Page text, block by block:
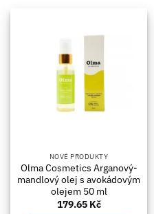
NOVÉ PRODUKTY
Olma Cosmetics Arganový-
mandlový olej s avokádovým
olejem 50 ml
179.65 Kč